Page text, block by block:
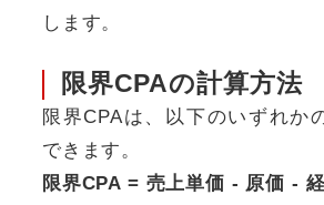
します。
限界CPAの計算方法
限界CPAは、以下のいずれか
できます。
限界CPA = 売上単価 - 原価 -